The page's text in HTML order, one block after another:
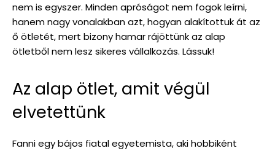
nem is egyszer. Minden apróságot nem fogok leírni,
hanem nagy vonalakban azt, hogyan alakítottuk át az
ő ötletét, mert bizony hamar rájöttünk az alap
ötletből nem lesz sikeres vállalkozás. Lássuk!
Az alap ötlet, amit végül
elvetettünk
Fanni egy bájos fiatal egyetemista, aki hobbiként